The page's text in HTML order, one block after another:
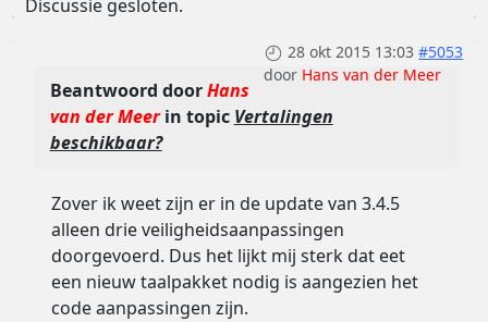
Discussie gesloten.
28 okt 2015 13:03 #5053
door Hans van der Meer
Beantwoord doorHans
van der Meerin topic Vertalingen
beschikbaar?
Zover ik weet zijn er in de update van 3.4.5
alleen drie veiligheidsaanpassingen
doorgevoerd. Dus het lijkt mij sterk dat eet
een nieuw taalpakket nodig is aangezien het
code aanpassingen zijn.